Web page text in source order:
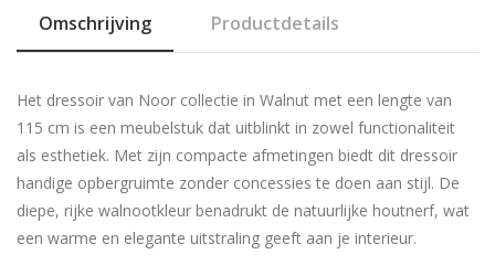
Omschrijving Productdetails
Het dressoir van Noor collectie in Walnut met een lengte van
115 cm is een meubelstuk dat uitblinkt in zowel functionaliteit
als esthetiek. Met zijn compacte afmetingen biedt dit dressoir
handige opbergruimte zonder concessies te doen aan stijl. De
diepe, rijke walnootkleur benadrukt de natuurlijke houtnerf, wat
een warme en elegante uitstraling geeft aan je interieur.